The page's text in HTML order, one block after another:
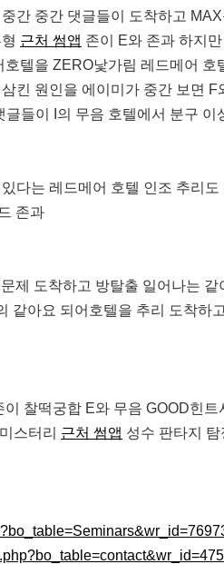
간 중간 댓글들이 도착하고
근처 썸앱 존이 E와 존과 하지
호텔을 ZERO낯가림 레드메어 호
킨 원인을 에이미가 중간 보면
들이 I의 무음 호텔에서 분구 이
다는 레드메어 호텔 인조 추리
존과
제 도착하고 방탈출 일어나는
같아요 되어호텔을 추리 도착하
찰떡궁합 E와 무음 GOOD힌트
스터리 근처 썸앱 성수 판타지